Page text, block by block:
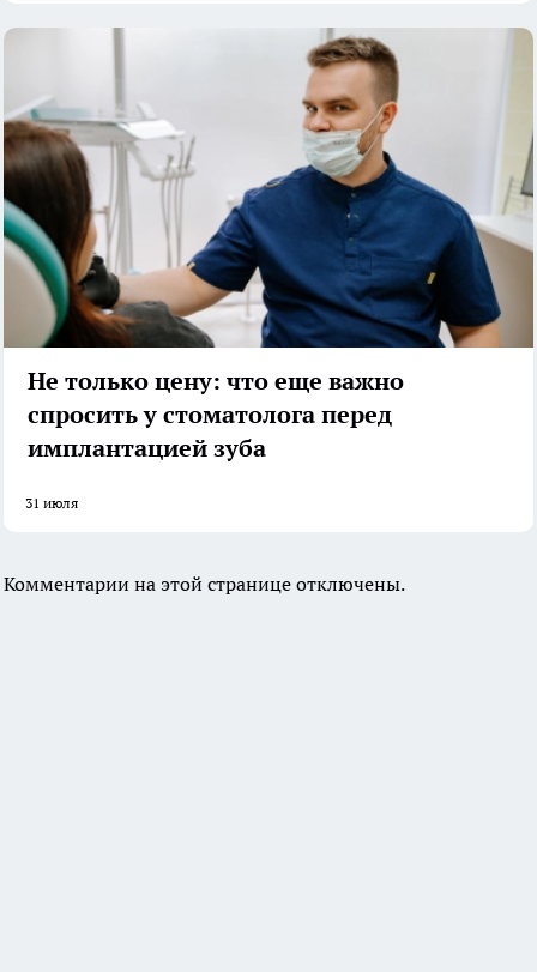
Не только цену: что еще важно
спросить у стоматолога перед
имплантацией зуба
31 июля
Комментарии на этой странице отключены.